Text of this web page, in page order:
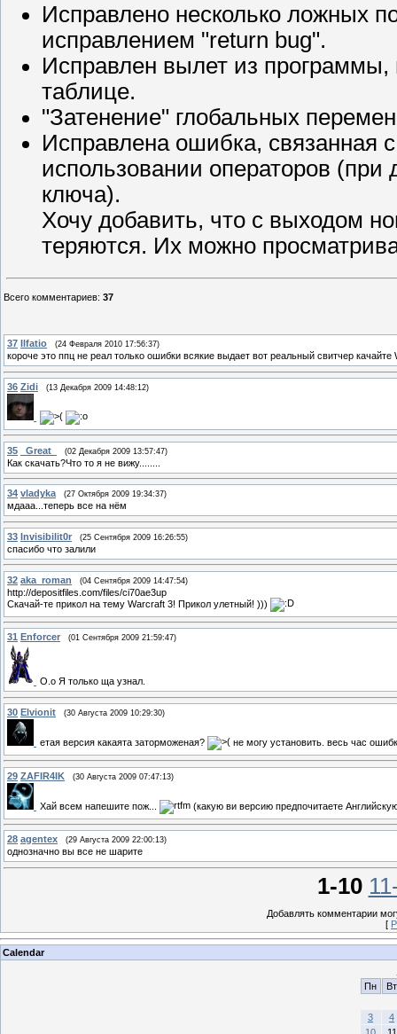
Исправлено несколько ложных
исправлением "return bug".
Исправлен вылет из
таблице.
"Затенение" глобальных
Исправлена ошибка, связанная
использовании операторов (при
ключа).
Хочу добавить, что с выходом
теряются. Их можно
Всего комментариев: 37
37 Ilfatio (24 Февраля 2010 17:56:37)
короче это ппц не реал только ошибки всякие выдает вот реальный свитчер
36 Zidi (13 Декабря 2009 14:48:12)
35 _Great_ (02 Декабря 2009 13:57:47)
Как скачать?Что то я не вижу........
34 vladyka (27 Октября 2009 19:34:37)
мдааа...теперь все на нём
33 Invisibilit0r (25 Сентября 2009 16:26:55)
спасибо что залили
32 aka_roman (04 Сентября 2009 14:47:54)
http://depositfiles.com/files/ci70ae3up
Скачай-те прикол на тему Warcraft 3! Прикол улетный! )))
31 Enforcer (01 Сентября 2009 21:59:47)
О.о Я только ща узнал.
30 Elvionit (30 Августа 2009 10:29:30)
етая версия какаята заторможеная? не могу установить. весь час
29 ZAFIR4IK (30 Августа 2009 07:47:13)
Хай всем напешите пож... (какую ви версию предпочитаете
28 agentex (29 Августа 2009 22:00:13)
однозначно вы все не шарите
1-10
Добавлять комментарии
[
Calendar
Пн
Вт
3
4